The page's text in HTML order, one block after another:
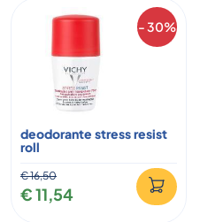
- 30%
deodorante stress resist
roll
€ 16,50
€ 11,54